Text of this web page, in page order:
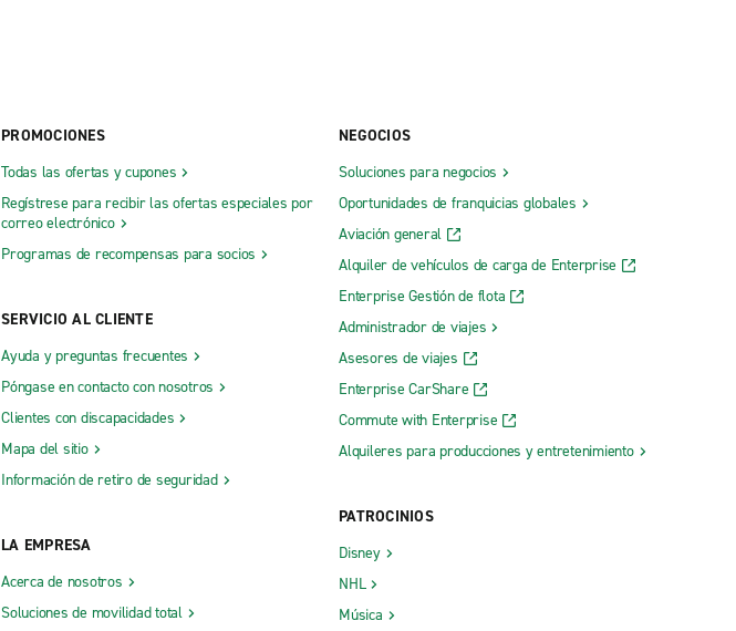
PROMOCIONES
Todas las ofertas y cupones
Regístrese para recibir las ofertas especiales por
correo electrónico
Programas de recompensas para socios
SERVICIO AL CLIENTE
Ayuda y preguntas frecuentes
Póngase en contacto con nosotros
Clientes con discapacidades
Mapa del sitio
Información de retiro de seguridad
LA EMPRESA
Acerca de nosotros
Soluciones de movilidad total
NEGOCIOS
Soluciones para negocios
Oportunidades de franquicias globales
Aviación general
Alquiler de vehículos de carga de Enterprise
Enterprise Gestión de flota
Administrador de viajes
Asesores de viajes
Enterprise CarShare
Commute with Enterprise
Alquileres para producciones y entretenimiento
PATROCINIOS
Disney
NHL
Música